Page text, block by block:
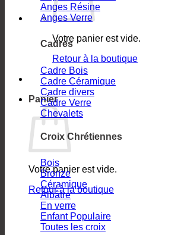
Votre panier est vide.
Retour à la boutique
Panier
Votre panier est vide.
Retour à la boutique
Anges Résine
Anges Verre
Cadres
Cadre Bois
Cadre Céramique
Cadre divers
Cadre Verre
Chevalets
Croix Chrétiennes
Bois
Bronze
Céramique
Albâtre
En verre
Enfant
Toutes les croix